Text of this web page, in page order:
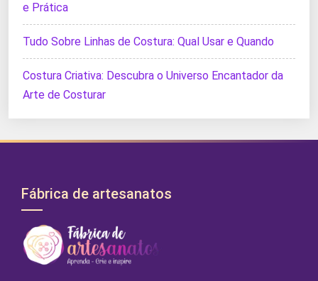
e Prática
Tudo Sobre Linhas de Costura: Qual Usar e Quando
Costura Criativa: Descubra o Universo Encantador da
Arte de Costurar
Fábrica de artesanatos